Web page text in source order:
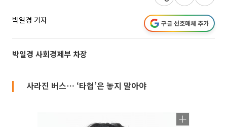
박일경 기자 구글 선호매체 추가
박일경 사회경제부 차장
사라진 버스⋯ ‘타협’은 놓지 말아야